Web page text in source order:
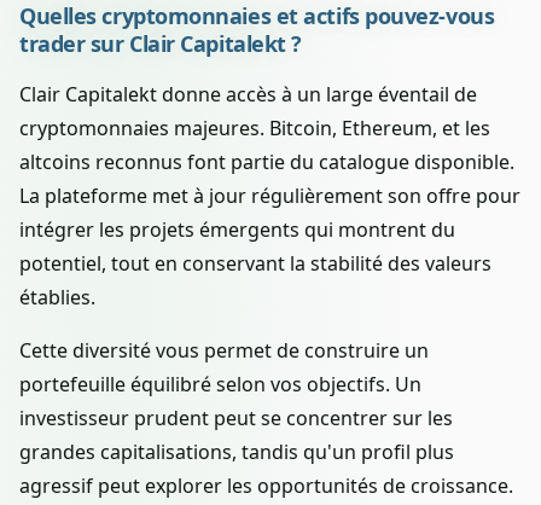
Quelles cryptomonnaies et actifs pouvez-vous
trader sur Clair Capitalekt ?
Clair Capitalekt donne accès à un large éventail de
cryptomonnaies majeures. Bitcoin, Ethereum, et les
altcoins reconnus font partie du catalogue disponible.
La plateforme met à jour régulièrement son offre pour
intégrer les projets émergents qui montrent du
potentiel, tout en conservant la stabilité des valeurs
établies.
Cette diversité vous permet de construire un
portefeuille équilibré selon vos objectifs. Un
investisseur prudent peut se concentrer sur les
grandes capitalisations, tandis qu'un profil plus
agressif peut explorer les opportunités de croissance.